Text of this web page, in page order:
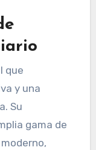
que
y una
Su
gama de